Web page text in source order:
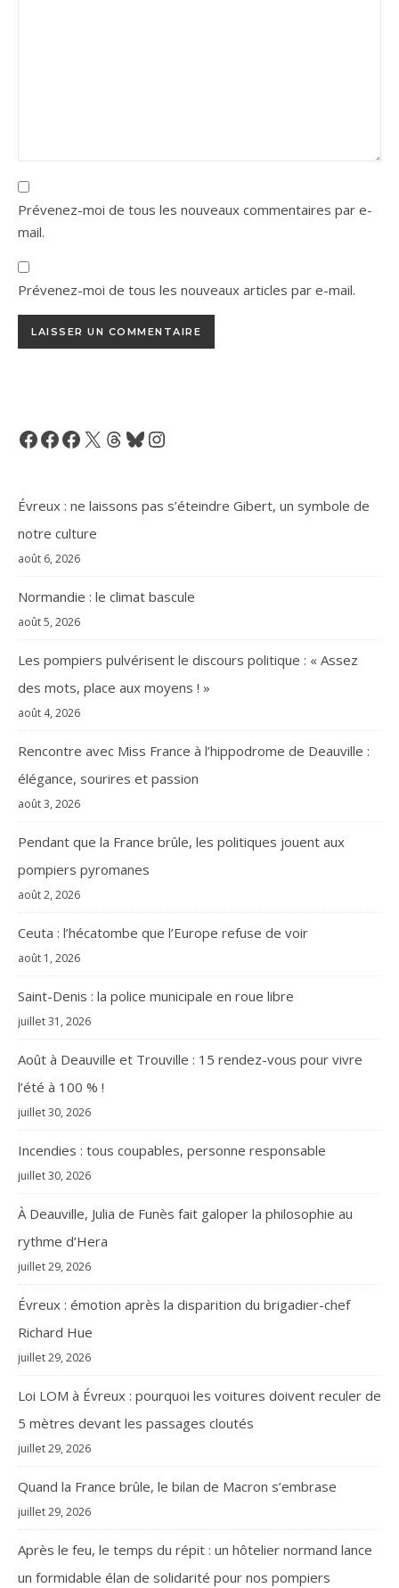
Prévenez-moi de tous les nouveaux commentaires par e-
mail.
Prévenez-moi de tous les nouveaux articles par e-mail.
Facebook
Facebook
Facebook
X Threads
BlueskyInstagram
Évreux : ne laissons pas s’éteindre Gibert, un symbole de
notre culture
août 6, 2026
Normandie : le climat bascule
août 5, 2026
Les pompiers pulvérisent le discours politique : « Assez
des mots, place aux moyens ! »
août 4, 2026
Rencontre avec Miss France à l’hippodrome de Deauville :
élégance, sourires et passion
août 3, 2026
Pendant que la France brûle, les politiques jouent aux
pompiers pyromanes
août 2, 2026
Ceuta : l’hécatombe que l’Europe refuse de voir
août 1, 2026
Saint-Denis : la police municipale en roue libre
juillet 31, 2026
Août à Deauville et Trouville : 15 rendez-vous pour vivre
l’été à 100 % !
juillet 30, 2026
Incendies : tous coupables, personne responsable
juillet 30, 2026
À Deauville, Julia de Funès fait galoper la philosophie au
rythme d’Hera
juillet 29, 2026
Évreux : émotion après la disparition du brigadier-chef
Richard Hue
juillet 29, 2026
Loi LOM à Évreux : pourquoi les voitures doivent reculer de
5 mètres devant les passages cloutés
juillet 29, 2026
Quand la France brûle, le bilan de Macron s’embrase
juillet 29, 2026
Après le feu, le temps du répit : un hôtelier normand lance
un formidable élan de solidarité pour nos pompiers